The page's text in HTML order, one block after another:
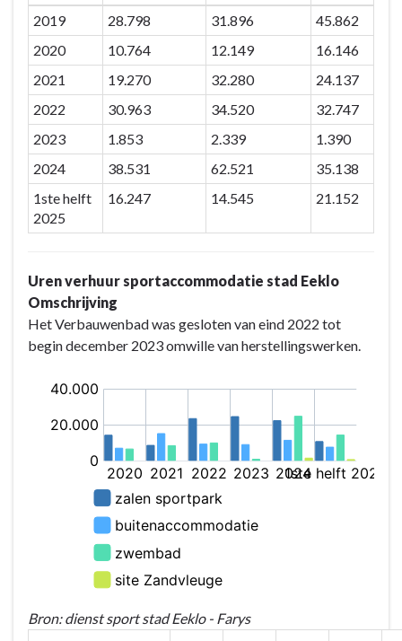
2019
28.798 31.896
45.862
2020
10.764 12.149
16.146
2021
19.270 32.280
24.137
2022
30.963 34.520
32.747
2023
1.853 2.339
1.390
2024
38.531 62.521
35.138
1ste helft
2025
16.247 14.545 21.152
Uren verhuur sportaccommodatie stad Eeklo
Omschrijving
Het Verbauwenbad was gesloten van eind 2022 tot
begin december 2023 omwille van herstellingswerken.
Bron: dienst sport stad Eeklo - Farys